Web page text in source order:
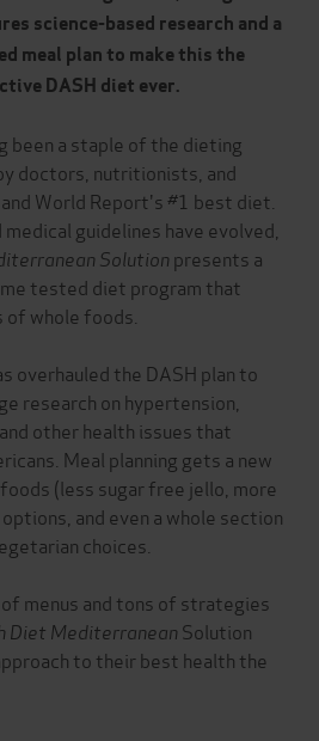
science-based research and a
meal plan to make this the
DASH diet ever.
been a staple of the dieting
doctors, nutritionists, and
World Report's #1 best diet.
guidelines have evolved,
Solution presents a
tested diet program that
whole foods.
overhauled the DASH plan to
research on hypertension,
other health issues that
Meal planning gets a new
(less sugar free jello, more
and even a whole section
choices.
menus and tons of strategies
Diet Mediterranean Solution
to their best health the